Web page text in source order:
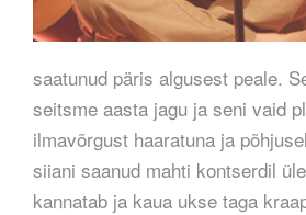
saatunud päris algusest peale.
seitsme aasta jagu ja seni vaid
ilmavõrgust haaratuna ja
siiani saanud mahti kontserdil
kannatab ja kaua ukse taga